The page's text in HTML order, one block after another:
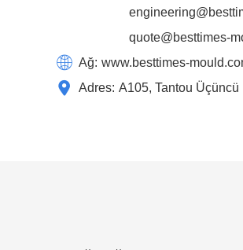
quote@besttimes-
Ağ: www.besttimes-
Adres: A105, Tantou